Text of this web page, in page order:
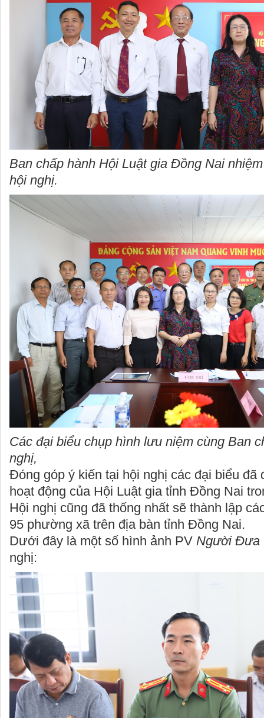
Ban chấp hành Hội Luật gia Đồng Nai
hội nghị.
Các đại biểu chụp hình lưu niệm cùng Ban
nghị,
Đóng góp ý kiến tại hội nghị các đại biểu đã
hoạt động của Hội Luật gia tỉnh Đồng Nai
Hội nghị cũng đã thống nhất sẽ thành lập
95 phường xã trên địa bàn tỉnh Đồng Nai.
Dưới đây là một số hình ảnh PV Người Đưa
nghị: